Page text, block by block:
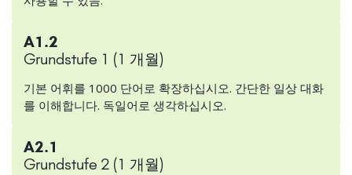
A1.2
Grundstufe 1 (1 개월)
기본 어휘를 1000 단어로 확장하십시오. 간단한 일상 대화
를 이해합니다. 독일어로 생각하십시오.
A2.1
Grundstufe 2 (1 개월)